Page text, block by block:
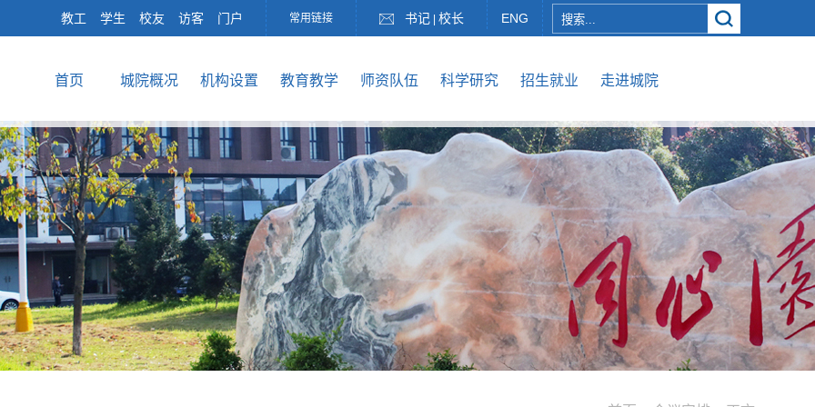
教工 学生 校友 访客 门户 常用链接 书记 校长 ENG
首页 城院概况 机构设置 教育教学 师资队伍 科学研究 招生就业 走进城院